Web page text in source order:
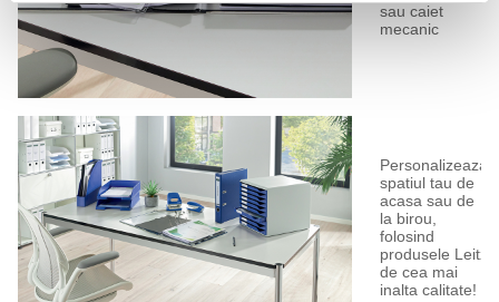
sau caiet
mecanic
Personalizeaza
spatiul tau de
acasa sau de
la birou,
folosind
produsele Leitz
de cea mai
inalta calitate!